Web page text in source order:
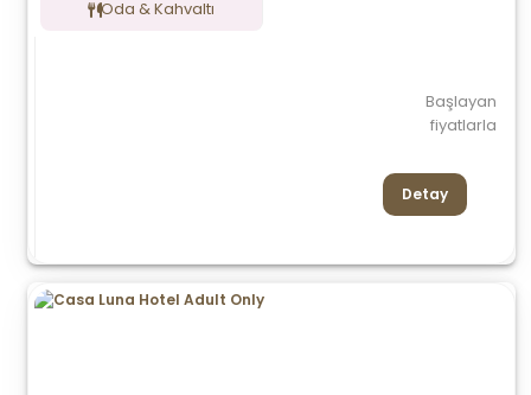
Oda & Kahvaltı
Başlayan
fiyatlarla
Detay